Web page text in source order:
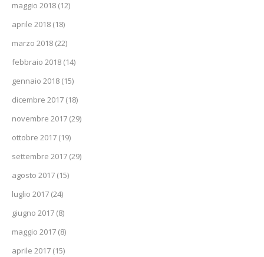
maggio 2018 (12)
aprile 2018 (18)
marzo 2018 (22)
febbraio 2018 (14)
gennaio 2018 (15)
dicembre 2017 (18)
novembre 2017 (29)
ottobre 2017 (19)
settembre 2017 (29)
agosto 2017 (15)
luglio 2017 (24)
giugno 2017 (8)
maggio 2017 (8)
aprile 2017 (15)